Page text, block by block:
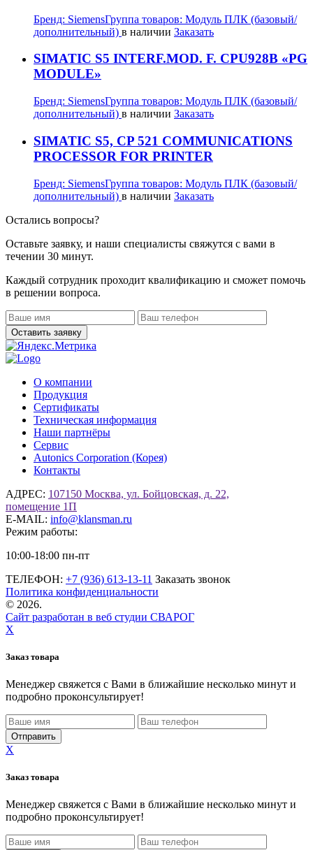
Бренд: SiemensГруппа товаров: Модуль ПЛК (базовый/
дополнительный) в наличии Заказать
SIMATIC S5 INTERF.MOD. F. CPU928B «PG
MODULE»
Бренд: SiemensГруппа товаров: Модуль ПЛК (базовый/
дополнительный) в наличии Заказать
SIMATIC S5, CP 521 COMMUNICATIONS
PROCESSOR FOR PRINTER
Бренд: SiemensГруппа товаров: Модуль ПЛК (базовый/
дополнительный) в наличии Заказать
Остались вопросы?
Оставьте заявку, и наши специалисты свяжутся с вами в
течении 30 минут.
Каждый сотрудник проходит квалификацию и сможет помочь
в решении вопроса.
О компании
Продукция
Сертификаты
Техническая информация
Наши партнёры
Сервис
Autonics Corporation (Корея)
Контакты
АДРЕС: 107150 Москва, ул. Бойцовская, д. 22,
помещение 1П
E-MAIL: info@klansman.ru
Режим работы:
10:00-18:00 пн-пт
ТЕЛЕФОН: +7 (936) 613-13-11 Заказать звонок
Политика конфиденциальности
© 2026.
Сайт разработан в веб студии СВАРОГ
X
Заказ товара
Менеджер свяжется с Вами в ближайшие несколько минут и
подробно проконсультирует!
X
Заказ товара
Менеджер свяжется с Вами в ближайшие несколько минут и
подробно проконсультирует!